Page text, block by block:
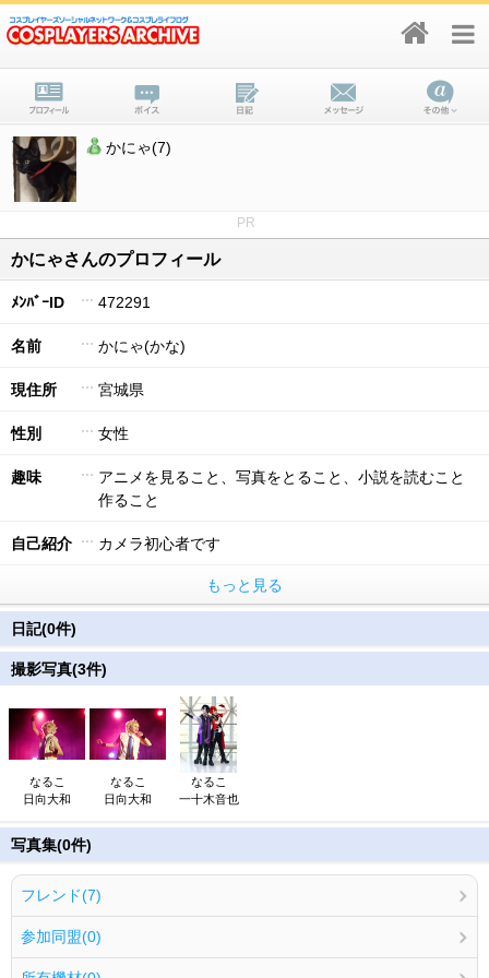
かにゃ(7)
PR
かにゃさんのプロフィール
ﾒﾝﾊﾞｰID 472291
名前 かにゃ(かな)
現住所 宮城県
性別 女性
趣味
アニメを見ること、写真をとること、小説を読むこと
作ること
自己紹介 カメラ初心者です
もっと見る
日記(0件)
撮影写真(3件)
なるこ
日向大和
なるこ
日向大和
なるこ
一十木音也
写真集(0件)
フレンド(7)
参加同盟(0)